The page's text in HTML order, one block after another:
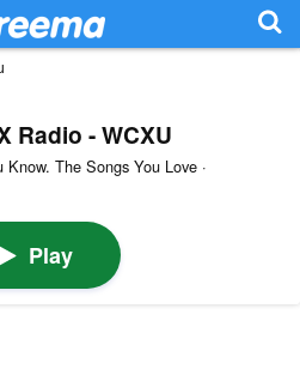
Radio - WCXU
Know. The Songs You Love ·
Play